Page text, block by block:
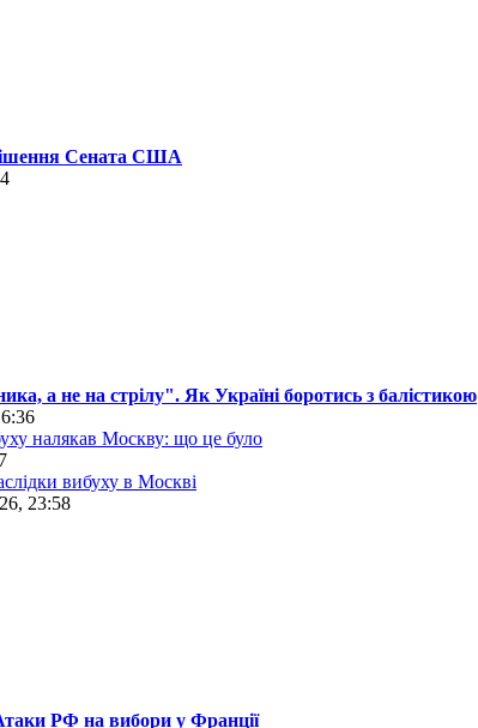
Сената США
а не на стрілу". Як Україні боротись з балістикою
налякав Москву: що це було
вибуху в Москві
23:58
РФ на вибори у Франції